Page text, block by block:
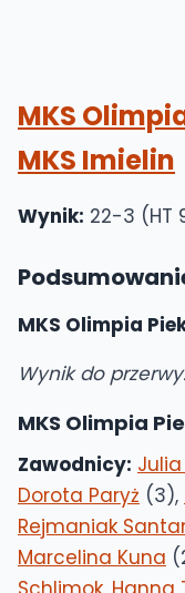
MKS
MKS Imielin
Wynik: 22-3 (HT
MKS Olimpia
Wynik do
MKS Olimpia
Zawodnicy:
Dorota Paryż (3),
Rejmaniak
Marcelina Kuna